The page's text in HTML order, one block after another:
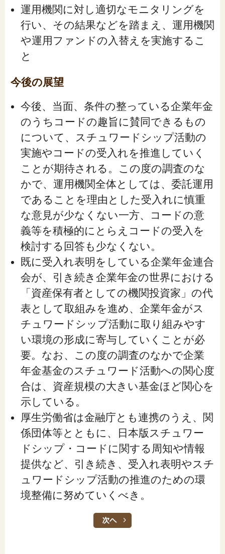
運用機関に対し適切なモニタリングを
行い、その結果などを踏まえ、運用機関
や運用ファンドの入替えを実施するこ
と
今後の展望
今後、当面、条件の整っている企業年金
のうちコードの趣旨に賛同できるもの
について、スチュワードシップ活動の
実施やコードの受入れを推進していく
ことが期待される。この度の調査のな
かで、運用機関全体としては、委託運用
であることを理由とした受入れに慎重
な意見が少なくない一方、コードの意
義等を積極的にとらえコードの受入を
検討する回答も少なくない。
既に受入れ表明をしている企業年金連合
会が、引き続き企業年金の世界における
「資産保有者としての機関投資家」の代
表として取組みを進め、企業年金がス
チュワードシップ活動に取り組みやす
い環境の形成に寄与していくことが必
要。なお、この度の調査のなかで企業
年金基金のスチュワード活動への関心度
合は、資産規模の大きい基金ほど関心を
示している。
厚生労働省は金融庁とも連携のうえ、関
係団体等とともに、日本版スチュワー
ドシップ・コードに関する周知や情報
提供など、引き続き、受入れ表明やスチ
ュワードシップ活動の推進のための環
境整備に努めていくべき。